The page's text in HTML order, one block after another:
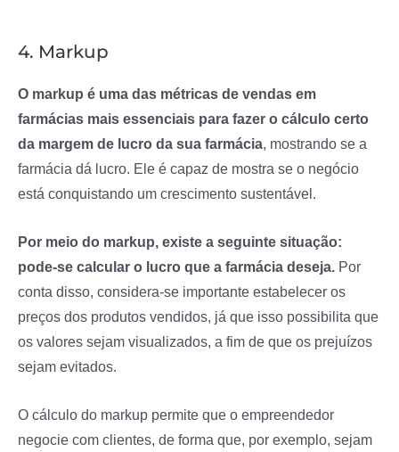
4. Markup
O markup é uma das métricas de vendas em
farmácias mais essenciais para fazer o cálculo certo
da margem de lucro da sua farmácia, mostrando se a
farmácia dá lucro. Ele é capaz de mostra se o negócio
está conquistando um crescimento sustentável.
Por meio do markup, existe a seguinte situação:
pode-se calcular o lucro que a farmácia deseja. Por
conta disso, considera-se importante estabelecer os
preços dos produtos vendidos, já que isso possibilita que
os valores sejam visualizados, a fim de que os prejuízos
sejam evitados.
O cálculo do markup permite que o empreendedor
negocie com clientes, de forma que, por exemplo, sejam